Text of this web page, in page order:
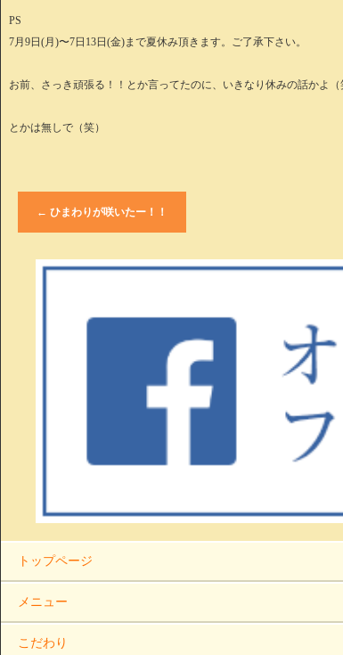
PS
7月9日(月)〜7日13日(金)まで夏休み頂きます。ご了承下さい。
お前、さっき頑張る！！とか言ってたのに、いきなり休みの話かよ（
とかは無しで（笑）
← ひまわりが咲いたー！！
トップページ
メニュー
こだわり